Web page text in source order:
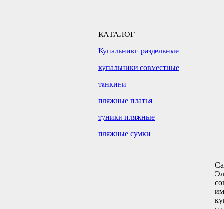
КАТАЛОГ
Купальники раздельные
купальники совместные
танкини
пляжные платья
туники пляжные
пляжные сумки